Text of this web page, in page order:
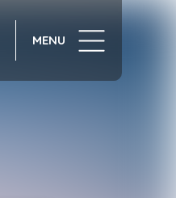
MENU